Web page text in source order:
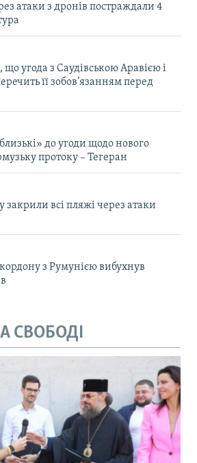
атаки з дронів постраждали 4
угода з Саудівською Аравією і
її зобов’язанням перед
до угоди щодо нового
протоку – Тегеран
закрили всі пляжі через атаки
кордону з Румунією вибухнув
СВОБОДІ